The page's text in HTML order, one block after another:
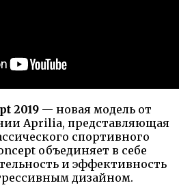
2019 — новая модель от
Aprilia, представляющая
спортивного
объединяет в себе
и эффективность
дизайном.